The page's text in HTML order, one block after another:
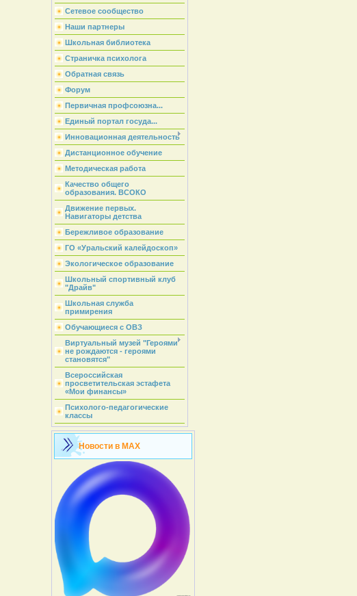
Сетевое сообщество
Наши партнеры
Школьная библиотека
Страничка психолога
Обратная связь
Форум
Первичная профсоюзна...
Единый портал госуда...
Инновационная деятельность
Дистанционное обучение
Методическая работа
Качество общего
образования. ВСОКО
Движение первых.
Навигаторы детства
Бережливое образование
ГО «Уральский калейдоскоп»
Экологическое образование
Школьный спортивный клуб
"Драйв"
Школьная служба
примирения
Обучающиеся с ОВЗ
Виртуальный музей "Героями
не рождаются - героями
становятся"
Всероссийская
просветительская эстафета
«Мои финансы»
Психолого-педагогические
классы
Новости в MAX